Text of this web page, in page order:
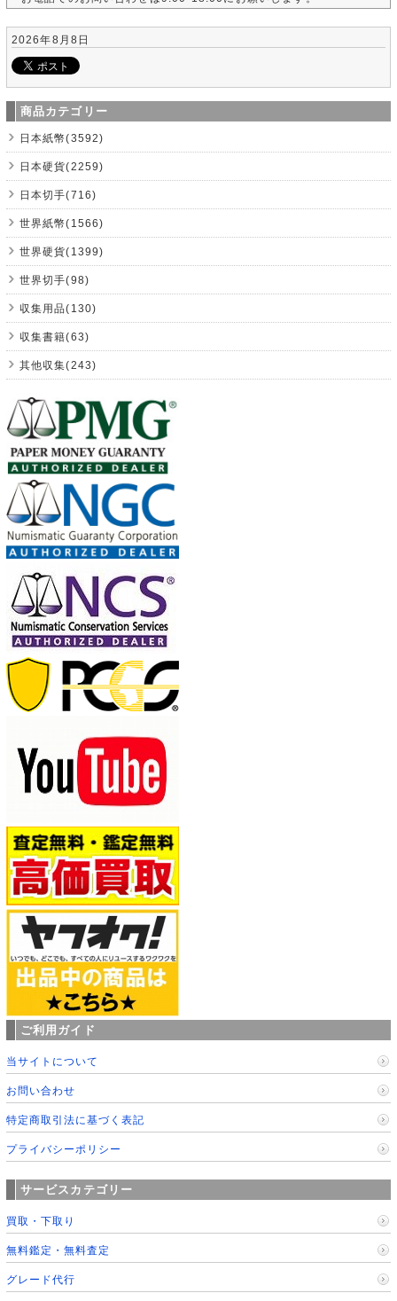
2026年8月8日
商品カテゴリー
日本紙幣(3592)
日本硬貨(2259)
日本切手(716)
世界紙幣(1566)
世界硬貨(1399)
世界切手(98)
収集用品(130)
収集書籍(63)
其他収集(243)
ご利用ガイド
当サイトについて
お問い合わせ
特定商取引法に基づく表記
プライバシーポリシー
サービスカテゴリー
買取・下取り
無料鑑定・無料査定
グレード代行